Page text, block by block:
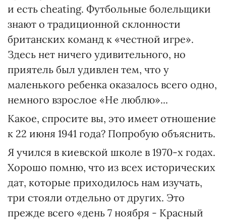
и есть cheating. Футбольные болельщики
знают о традиционной склонности
британских команд к «честной игре».
Здесь нет ничего удивительного, но
приятель был удивлен тем, что у
маленького ребенка оказалось всего одно,
немного взрослое «Не люблю»...
Какое, спросите вы, это имеет отношение
к 22 июня 1941 года? Попробую объяснить.
Я учился в киевской школе в 1970-х годах.
Хорошо помню, что из всех исторических
дат, которые приходилось нам изучать,
три стояли отдельно от других. Это
прежде всего «день 7 ноября - Красный